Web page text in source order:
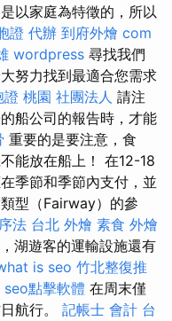
以家庭為特徵的，所以
證 代辦 到府外燴 com
wordpress 尋找我們
努力找到最適合您需求
證 桃園 社團法人 請注
船公司的報告時，才能
重要的是要注意，食
能放在船上！ 在12-18
季節和季節內支付，並
型（Fairway）的參
法 台北 外燴 素食 外燴
湖遊客的運輸設施還有
is seo 竹北整復推
seo點擊軟體 在周末僅
航行。 記帳士 會計 台